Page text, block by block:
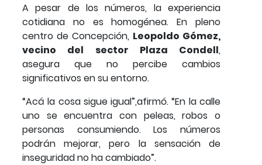
A pesar de los números, la experiencia
cotidiana no es homogénea. En pleno
centro de Concepción, Leopoldo Gómez,
vecino del sector Plaza Condell,
asegura que no percibe cambios
significativos en su entorno.
“Acá la cosa sigue igual”,afirmó. “En la calle
uno se encuentra con peleas, robos o
personas consumiendo. Los números
podrán mejorar, pero la sensación de
inseguridad no ha cambiado”.